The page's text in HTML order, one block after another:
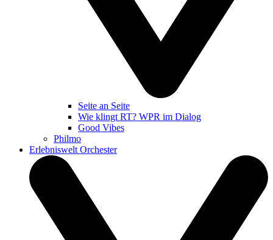
Seite an Seite
Wie klingt RT? WPR im Dialog
Good Vibes
Philmo
Erlebniswelt Orchester